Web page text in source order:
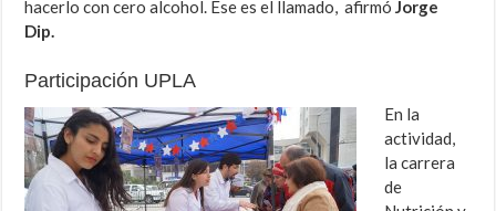
hacerlo con cero alcohol. Ese es el llamado, afirmóJorge
Dip.
Participación UPLA
En la
actividad,
la carrera
de